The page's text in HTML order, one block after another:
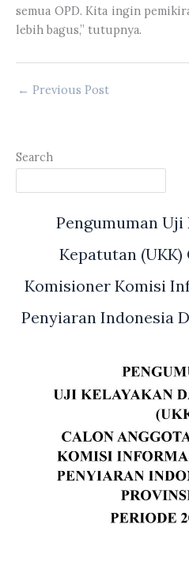
semua OPD. Kita ingin
lebih bagus,” tutupnya.
← Previous Post
Search
Pengumuman Uji
Kepatutan (UKK)
Komisioner Komisi
Penyiaran Indonesia